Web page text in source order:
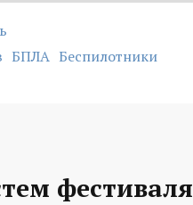
БПЛА Беспилотники
фестиваля